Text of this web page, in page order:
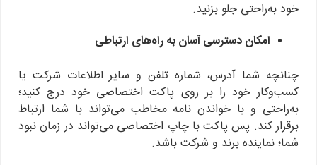
خود به‌راحتی جلو بزنید.
امکان دسترسی آسان به راه‌های ارتباطی
چنانچه شما آدرس، شماره تلفن و سایر اطلاعات شرکت یا
کسب‌وکار خود را بر روی پاکت اختصاصی خود درج کنید؛
به‌راحتی و با خواندن نامه مخاطب می‌تواند با شما ارتباط
برقرار کند. پس پاکت با چاپ اختصاصی می‌تواند در زمان نبود
شما؛ نماینده برند و شرکت باشد.